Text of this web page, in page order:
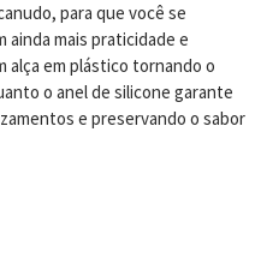
para que você se
mais praticidade e
alça em plástico tornando o
o anel de silicone garante
e preservando o sabor